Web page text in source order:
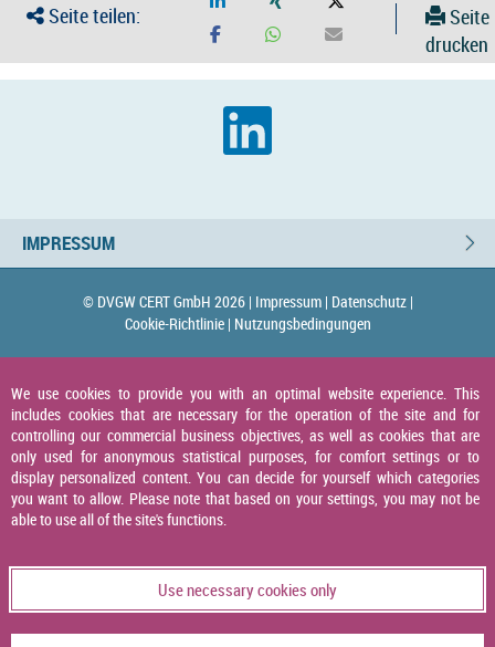
Seite teilen:
Seite
drucken
IMPRESSUM
© DVGW CERT GmbH 2026 | Impressum | Datenschutz |
Cookie-Richtlinie | Nutzungsbedingungen
We use cookies to provide you with an optimal website experience. This
includes cookies that are necessary for the operation of the site and for
controlling our commercial business objectives, as well as cookies that are
only used for anonymous statistical purposes, for comfort settings or to
display personalized content. You can decide for yourself which categories
you want to allow. Please note that based on your settings, you may not be
able to use all of the site's functions.
Use necessary cookies only